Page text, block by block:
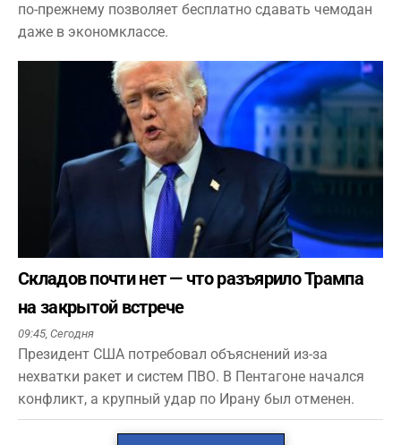
по-прежнему позволяет бесплатно сдавать чемодан
даже в экономклассе.
Складов почти нет — что разъярило Трампа
на закрытой встрече
09:45, Сегодня
Президент США потребовал объяснений из-за
нехватки ракет и систем ПВО. В Пентагоне начался
конфликт, а крупный удар по Ирану был отменен.